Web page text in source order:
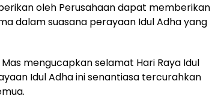
oleh Perusahaan dapat memberikan
dalam suasana perayaan Idul Adha yang
mengucapkan selamat Hari Raya Idul
Idul Adha ini senantiasa tercurahkan